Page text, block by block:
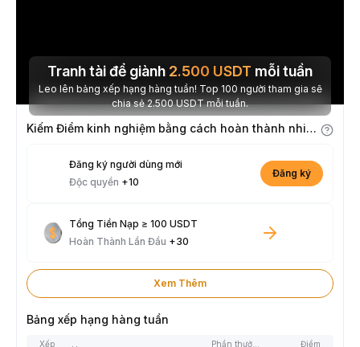
Tranh tài để giành 2.500 USDT mỗi tuần
Leo lên bảng xếp hạng hàng tuần! Top 100 người tham gia sẽ
chia sẻ 2.500 USDT mỗi tuần.
Kiếm Điểm kinh nghiệm bằng cách hoàn thành nhiệm vụ
Đăng ký người dùng mới
Độc quyền +10
Đăng ký
Tổng Tiền Nạp ≥ 100 USDT
Hoàn Thành Lần Đầu +30
Xem Thêm
Bảng xếp hạng hàng tuần
Xếp Điểm